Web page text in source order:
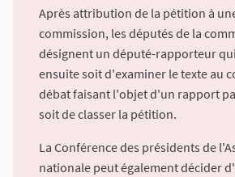
Après attribution de la pétition à
commission, les députés de la
désignent un député-rapporteur
ensuite soit d'examiner le texte au
débat faisant l'objet d'un rapport
soit de classer la pétition.
La Conférence des présidents de
nationale peut également décider